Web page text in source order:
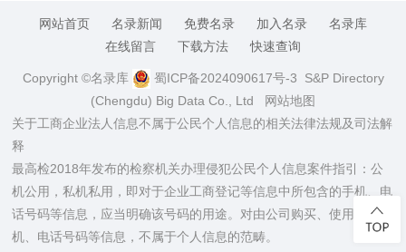
网站首页 名录新闻 免费名录 加入名录
名录库
在线留言
下载方法 快速查询
Copyright ©名录库 蜀ICP备2024090617号-3 S&P Directory
(Chengdu) Big Data Co., Ltd
网站地图
关于工商企业法人信息不属于公民个人信息的相关法律法规及司法解
释
最高检2018年发布的检察机关办理侵犯公民个人信息案件指引：公
机公用，私机私用，即对于企业工商登记等信息中所包含的手机、电
话号码等信息，应当明确该号码的用途。对由公司购买、使用的手
机、电话号码等信息，不属于个人信息的范畴。